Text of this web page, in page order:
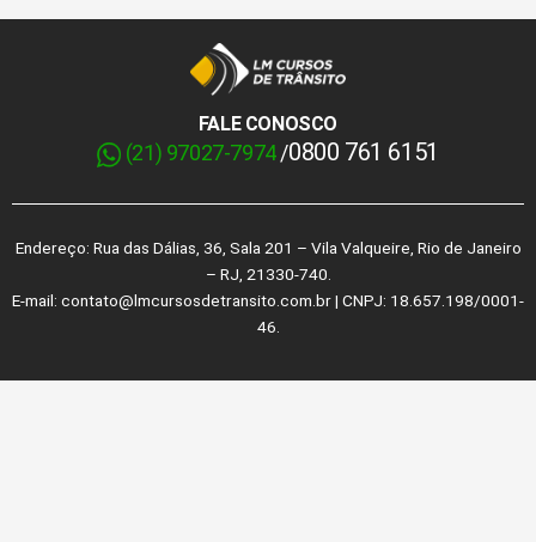
FALE CONOSCO
(21) 97027-7974/0800 761 6151
Endereço: Rua das Dálias, 36, Sala 201 – Vila Valqueire, Rio de Janeiro
– RJ, 21330-740.
E-mail: contato@lmcursosdetransito.com.br | CNPJ: 18.657.198/0001-
46.